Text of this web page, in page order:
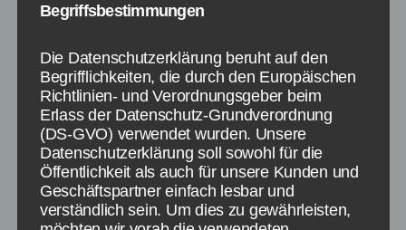
Vor wenigen Wochen ist DomiNations für
Android, iPhone und iPad erschienen. Hierbei
handelt es sich um ein Aufbau-Strategie-Spiel,
in welchem ihr verschiedene Zeitalter
durchreisen müsst und auch andere Spieler
angreifen müsst, um deren Ressourcen zu
Begriffsbestimmungen
Die Datenschutzerklärung beruht auf den
Begrifflichkeiten, die durch den Europäischen
Richtlinien- und Verordnungsgeber beim
Erlass der Datenschutz-Grundverordnung
(DS-GVO) verwendet wurden. Unsere
Datenschutzerklärung soll sowohl für die
Öffentlichkeit als auch für unsere Kunden und
Geschäftspartner einfach lesbar und
verständlich sein. Um dies zu gewährleisten,